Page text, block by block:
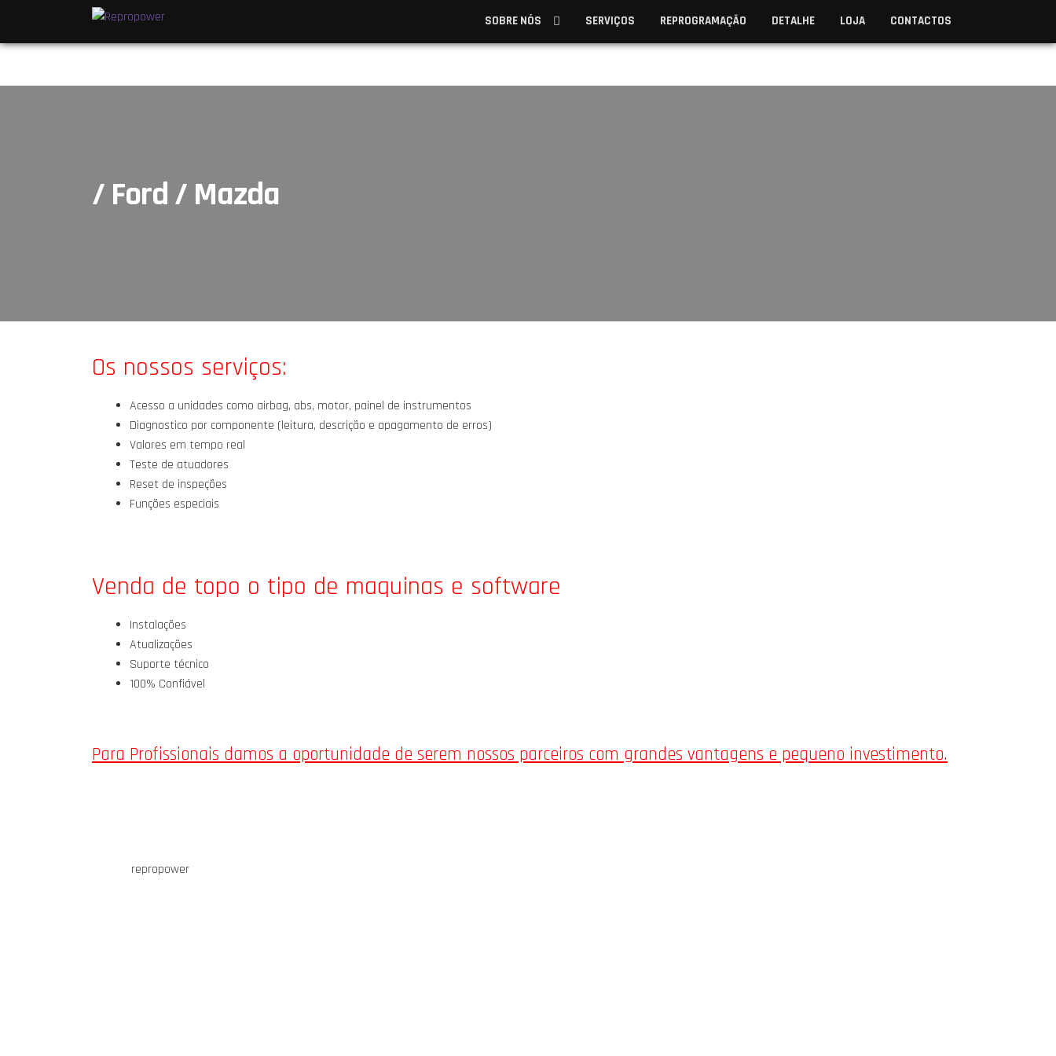
SOBRE NÓS SERVIÇOS REPROGRAMAÇÃO DETALHE LOJA CONTACTOS
/ Ford / Mazda
Os nossos serviços:
Acesso a unidades como airbag, abs, motor, painel de instrumentos
Diagnostico por componente (leitura, descrição e apagamento de erros)
Valores em tempo real
Teste de atuadores
Reset de inspeções
Funções especiais
Venda de topo o tipo de maquinas e software
Instalações
Atualizações
Suporte técnico
100% Confiável
Para Profissionais damos a oportunidade de serem nossos parceiros com grandes vantagens e pequeno investimento.
repropower